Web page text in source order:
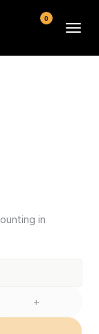
in
+
0